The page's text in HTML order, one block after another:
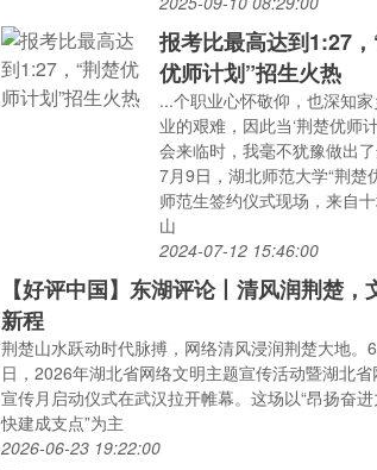
报考比最高达到1:27
优师计划”招生火热
...个职业心怀敬仰，也深知
业的艰难，因此当‘荆楚优师
会来临时，我毫不犹豫做出
7月9日，湖北师范大学“荆楚
师范生签约仪式现场，来自
山
2024-07-12 15:46:00
【好评中国】东湖评论丨清风润荆楚，
新程
荆楚山水跃动时代脉搏，网络清风浸润荆楚大地。
日，2026年湖北省网络文明主题宣传活动暨湖北省
宣传月启动仪式在武汉拉开帷幕。这场以“昂扬奋
快建成支点”为主
2026-06-23 19:22:00